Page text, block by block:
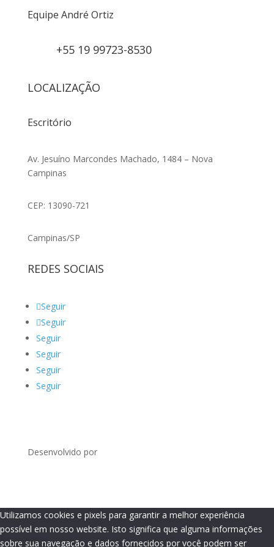
Equipe André Ortiz
+55 19 99723-8530
LOCALIZAÇÃO
Escritório
Av. Jesuíno Marcondes Machado, 1484 – Nova
Campinas
CEP: 13090-721
Campinas/SP
REDES SOCIAIS
Seguir
Seguir
Seguir
Seguir
Seguir
Seguir
Desenvolvido por
Utilizamos cookies e pixels para garantir a melhor experiência
possível em nosso website. Isto significa que alguma informações
sobre sua navegação e dados fornecidos por você podem ser